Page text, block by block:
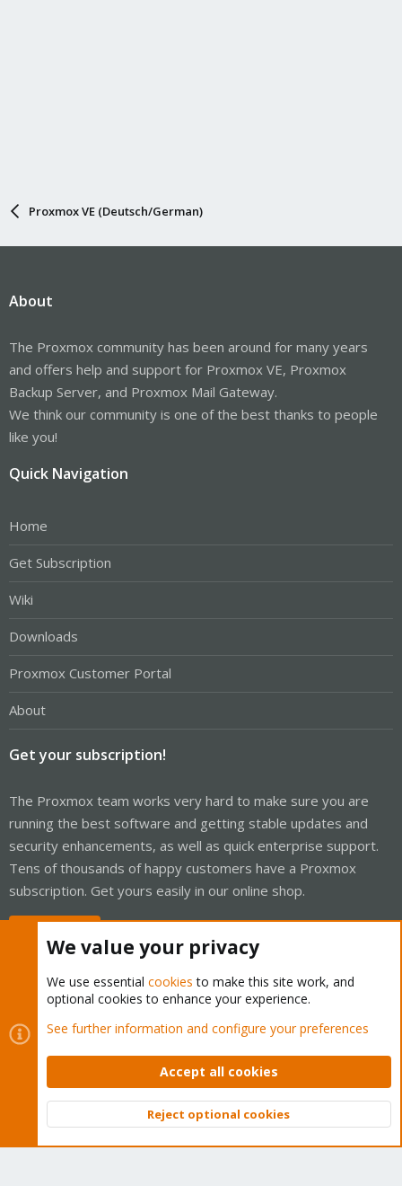
Proxmox VE (Deutsch/German)
About
The Proxmox community has been around for many years
and offers help and support for Proxmox VE, Proxmox
Backup Server, and Proxmox Mail Gateway.
We think our community is one of the best thanks to people
like you!
Quick Navigation
Home
Get Subscription
Wiki
Downloads
Proxmox Customer Portal
About
Get your subscription!
The Proxmox team works very hard to make sure you are
running the best software and getting stable updates and
security enhancements, as well as quick enterprise support.
Tens of thousands of happy customers have a Proxmox
subscription. Get yours easily in our online shop.
Cookies
Proxmox Support Forum - Light Mode
Contact us
Terms and rules Privacy policy Help Home
Community platform by XenForo © 2010-2026 XenForo Ltd.
Top
We value your privacy
We use essential cookies to make this site work, and
optional cookies to enhance your experience.
See further information and configure your preferences
Accept all cookies
Reject optional cookies